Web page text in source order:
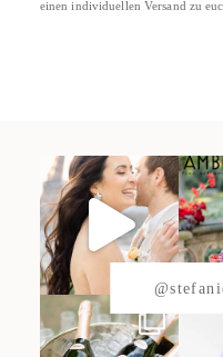
einen individuellen Versand zu